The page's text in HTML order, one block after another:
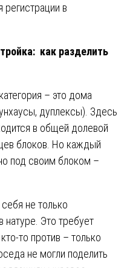
в
как разделить
– это дома
дуплексы). Здесь
в общей долевой
блоков. Но каждый
под своим блоком –
не только
Это требует
то против – только
не могли поделить